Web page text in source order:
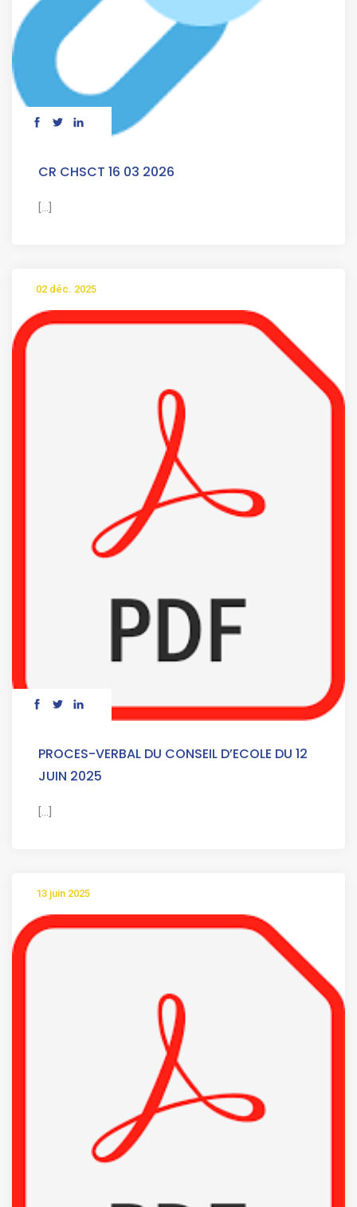
CR CHSCT 16 03 2026
[...]
02 déc. 2025
PROCES-VERBAL DU CONSEIL D’ECOLE DU 12
JUIN 2025
[...]
13 juin 2025